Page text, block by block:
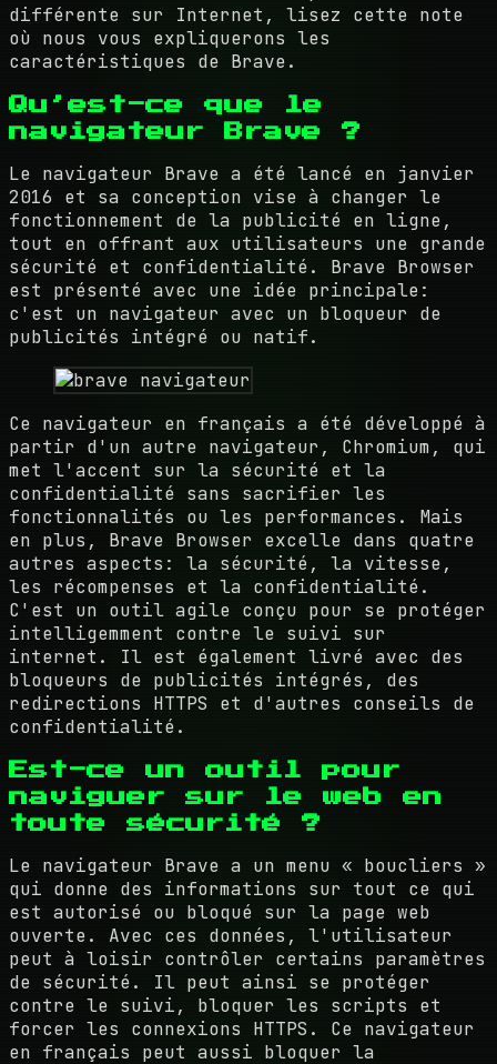
différente sur Internet, lisez cette note
où nous vous expliquerons les
caractéristiques de Brave.
Qu’est-ce que le
navigateur Brave ?
Le navigateur Brave a été lancé en janvier
2016 et sa conception vise à changer le
fonctionnement de la publicité en ligne,
tout en offrant aux utilisateurs une grande
sécurité et confidentialité. Brave Browser
est présenté avec une idée principale:
c'est un navigateur avec un bloqueur de
publicités intégré ou natif.
Ce navigateur en français a été développé à
partir d'un autre navigateur, Chromium, qui
met l'accent sur la sécurité et la
confidentialité sans sacrifier les
fonctionnalités ou les performances. Mais
en plus, Brave Browser excelle dans quatre
autres aspects: la sécurité, la vitesse,
les récompenses et la confidentialité.
C'est un outil agile conçu pour se protéger
intelligemment contre le suivi sur
internet. Il est également livré avec des
bloqueurs de publicités intégrés, des
redirections HTTPS et d'autres conseils de
confidentialité.
Est-ce un outil pour
naviguer sur le web en
toute sécurité ?
Le navigateur Brave a un menu « boucliers »
qui donne des informations sur tout ce qui
est autorisé ou bloqué sur la page web
ouverte. Avec ces données, l'utilisateur
peut à loisir contrôler certains paramètres
de sécurité. Il peut ainsi se protéger
contre le suivi, bloquer les scripts et
forcer les connexions HTTPS. Ce navigateur
en français peut aussi bloquer la